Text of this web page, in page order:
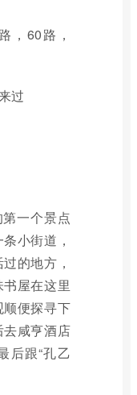
，60路，
过
一个景点
小街道，
的地方，
屋在这里
便探寻下
咸亨酒店
后跟“孔乙